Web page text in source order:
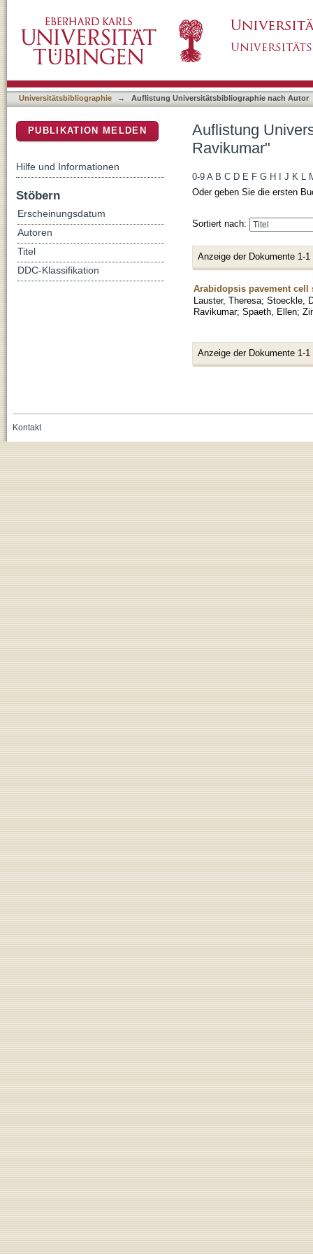
Universitätsbibliographie → Auflistung Universitätsbibliographie nach Autor
Auflistung
Ravikumar"
0-9 A B C D E F G H J K L
Oder geben Sie die ersten
Sortiert nach:
Anzeige der Dokumente 1-1
Arabidopsis pavement cell
Lauster, Theresa; Stoeckle,
Ravikumar; Spaeth, Ellen;
Anzeige der Dokumente 1-1
PUBLIKATION MELDEN
Hilfe und Informationen
Stöbern
Erscheinungsdatum
Autoren
Titel
DDC-Klassifikation
Kontakt